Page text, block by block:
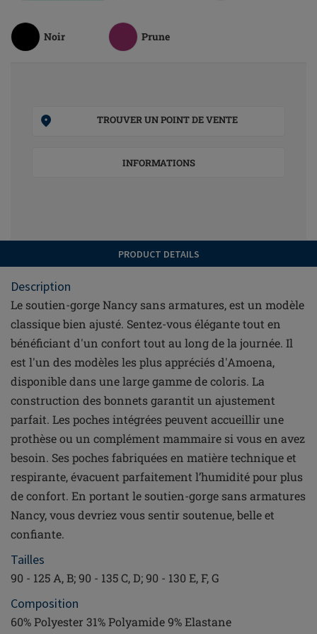
Noir Prune
TROUVER UN POINT DE VENTE
INFORMATIONS
PRODUCT DETAILS
Description
Le soutien-gorge Nancy sans armatures, est un modèle
classique bien ajusté. Sentez-vous élégante tout en
bénéficiant d'un confort tout au long de la journée. Il
est l'un des modèles les plus appréciés d'Amoena,
disponible dans une large gamme de coloris. La
construction des bonnets garantit un ajustement
parfait. Les poches intégrées peuvent accueillir une
prothèse ou un complément mammaire si vous en avez
besoin. Ses poches fabriquées en matière technique et
respirante, évacuent parfaitement l’humidité pour plus
de confort. En portant le soutien-gorge sans armatures
Nancy, vous devriez vous sentir soutenue, belle et
confiante.
Tailles
90 - 125 A, B; 90 - 135 C, D; 90 - 130 E, F, G
Composition
60% Polyester 31% Polyamide 9% Elastane